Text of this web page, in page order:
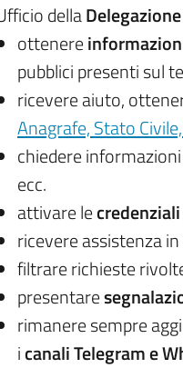
della
ottenere
pubblici presenti sul
ricevere aiuto,
Anagrafe, Stato
chiedere
ecc.
attivare le
ricevere assistenza
filtrare richieste
presentare
rimanere sempre
icanali Telegram e